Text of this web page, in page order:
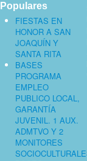
Populares
FIESTAS EN
HONOR A SAN
JOAQUÍN Y
SANTA RITA
BASES
PROGRAMA
EMPLEO
PUBLICO LOCAL,
GARANTÍA
JUVENIL. 1 AUX.
ADMTVO Y 2
MONITORES